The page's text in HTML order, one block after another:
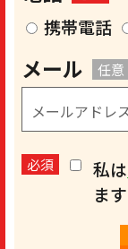
携帯電話
メール 任意
必須 私は
ます